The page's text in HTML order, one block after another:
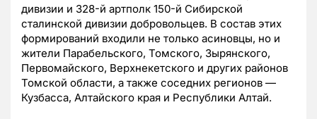
дивизии и 328-й артполк 150-й Сибирской
сталинской дивизии добровольцев. В состав этих
формирований входили не только асиновцы, но и
жители Парабельского, Томского, Зырянского,
Первомайского, Верхнекетского и других районов
Томской области, а также соседних регионов —
Кузбасса, Алтайского края и Республики Алтай.